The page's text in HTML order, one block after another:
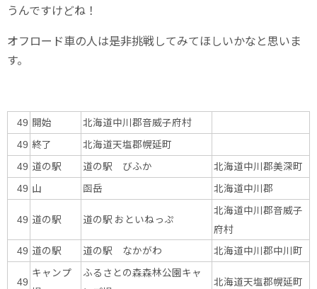
うんですけどね！
オフロード車の人は是非挑戦してみてほしいかなと思いま
す。
49 開始 北海道中川郡音威子府村
49 終了 北海道天塩郡幌延町
49 道の駅 道の駅 びふか 北海道中川郡美深町
49 山 函岳 北海道中川郡
49 道の駅 道の駅 おといねっぷ
北海道中川郡音威子
府村
49 道の駅 道の駅 なかがわ 北海道中川郡中川町
49
キャンプ
ふるさとの森森林公園キャ
北海道天塩郡幌延町